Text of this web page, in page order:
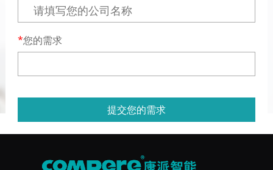
您的需求
提交您的需求